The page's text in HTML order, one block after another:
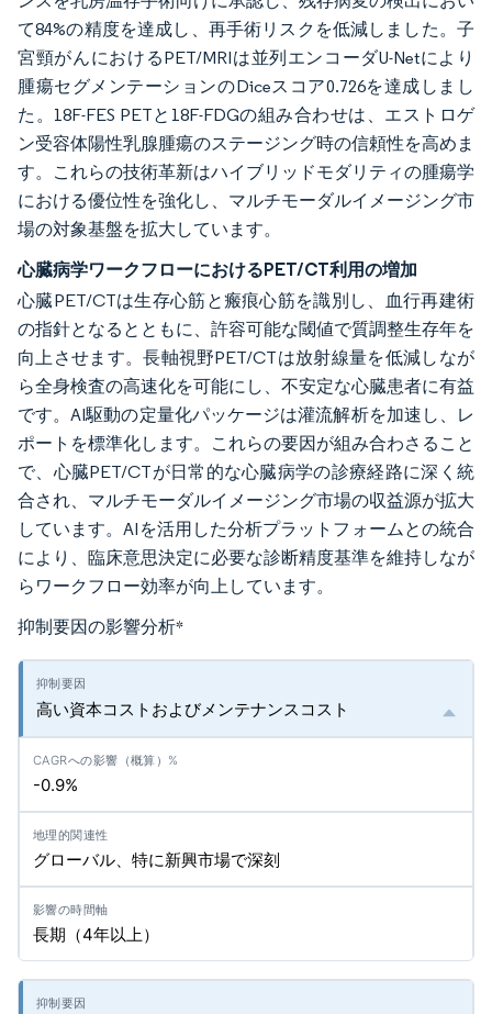
て84%の精度を達成し、再手術リスクを低減しました。子
宮頸がんにおけるPET/MRIは並列エンコーダU-Netにより
腫瘍セグメンテーションのDiceスコア0.726を達成しまし
た。18F-FES PETと18F-FDGの組み合わせは、エストロゲ
ン受容体陽性乳腺腫瘍のステージング時の信頼性を高めま
す。これらの技術革新はハイブリッドモダリティの腫瘍学
における優位性を強化し、マルチモーダルイメージング市
場の対象基盤を拡大しています。
心臓病学ワークフローにおけるPET/CT利用の増加
心臓PET/CTは生存心筋と瘢痕心筋を識別し、血行再建術
の指針となるとともに、許容可能な閾値で質調整生存年を
向上させます。長軸視野PET/CTは放射線量を低減しなが
ら全身検査の高速化を可能にし、不安定な心臓患者に有益
です。AI駆動の定量化パッケージは灌流解析を加速し、レ
ポートを標準化します。これらの要因が組み合わさること
で、心臓PET/CTが日常的な心臓病学の診療経路に深く統
合され、マルチモーダルイメージング市場の収益源が拡大
しています。AIを活用した分析プラットフォームとの統合
により、臨床意思決定に必要な診断精度基準を維持しなが
らワークフロー効率が向上しています。
抑制要因の影響分析*
高い資本コストおよびメンテナンスコスト
-0.9%
グローバル、特に新興市場で深刻
長期（4年以上）